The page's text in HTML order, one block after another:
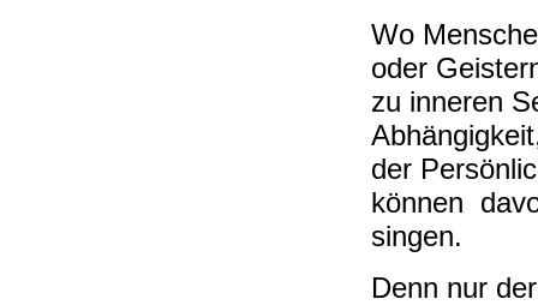
Wo
oder
zu inneren
der
können
singen.
Denn nur